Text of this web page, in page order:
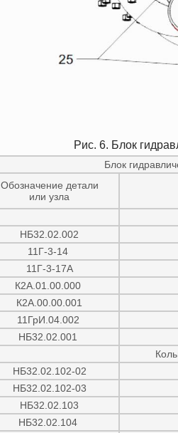
Рис. 6. Блок
Блок
Обозначение детали
или узла
НБ32.02.002
11Г-3-14
11Г-3-17А
К2А.01.00.000
К2А.00.00.001
11ГрИ.04.002
НБ32.02.001
НБ32.02.102-02
НБ32.02.102-03
НБ32.02.103
НБ32.02.104